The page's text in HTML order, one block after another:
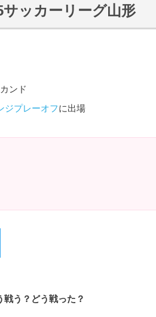
ッカーリーグ山形
ンド
ジプレーオフに出場
う？どう戦った？